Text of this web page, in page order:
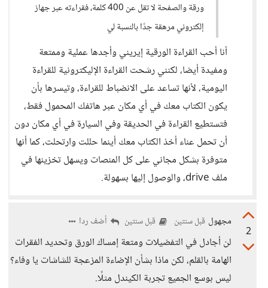
ورقة والصفحة لا تقل عن 400 كلمة، فقراءته عبر جهاز
إلكتروني مرهقة جدًا بالنسبة لي
أنا أحب القراءة الورقية إيريني وأجدها عملية وممتعة
ومفيدة أيضا، لكنني رشحت القراءة الإليكترونية للقراءة
اليومية، لأنها تساعد على الانضباط للقراءة، وتيسرها بأن
يكون الكتاب معك في أي مكان عبر هاتفك المحمول فقط،
فتستطيع القراءة في الحديقة وفي السيارة في أي مكان دون
أن تحمل عناء أخذ الكتاب معك أينما حللت وارتحلت، كما أنها
متوفرة بشكل مجاني على كل المنصات ويسهل تخزينها في
ملف drive، والوصول إليها بسهولة.
2
مجهول قبل سنتين قبل سنتين أضف ردا
لن أجادل في التفضيلات ومتعة إمساك الورق وتحديد الفقرات
الهامة بالقلم، لكن ماذا بشأن الإضاءة المزعجة للشاشات يا وفاء؟
ليس بوسع الجميع تجربة الكيندل مثلًا.